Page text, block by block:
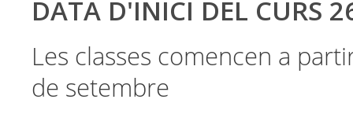
DATA D'INICI DEL CURS
Les classes comencen a
de setembre